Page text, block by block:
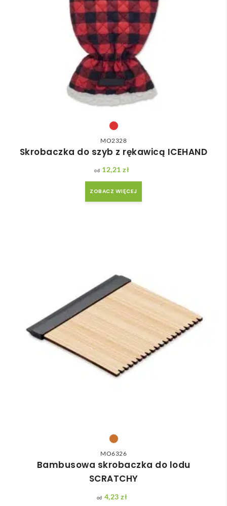
MO2328
Skrobaczka do szyb z rękawicą ICEHAND
12,21zł
ZOBACZ WIĘCEJ
MO6326
Bambusowa skrobaczka do lodu
SCRATCHY
4,23 zł